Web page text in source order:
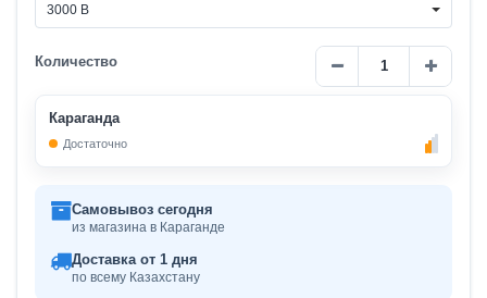
3000 В
Количество
Караганда
Достаточно
Самовывоз сегодня
из магазина в Караганде
Доставка от 1 дня
по всему Казахстану